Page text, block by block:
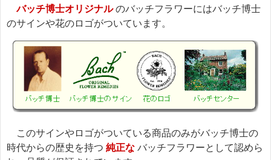
バッチ博士オリジナルのバッチフラワーにはバッチ博士
のサインや花のロゴがついています。
このサインやロゴがついている商品のみがバッチ博士の
時代からの歴史を持つ 純正な バッチフラワーとして認めら